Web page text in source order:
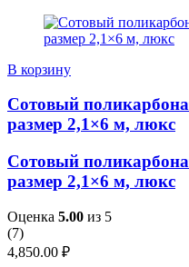
В корзину
Сотовый
размер 2,1×6 м, люкс
Сотовый
размер 2,1×6 м, люкс
Оценка 5.00 из 5
(7)
4,850.00 ₽